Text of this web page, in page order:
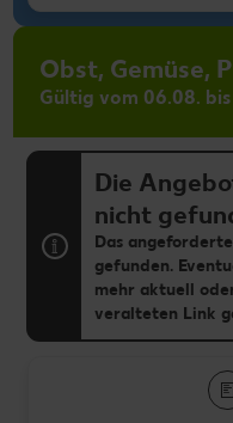
Obst, Gemüse,
Gültig vom 06.08. bis
Die
nicht
Das
gefunden.
mehr aktuell
veralteten Link